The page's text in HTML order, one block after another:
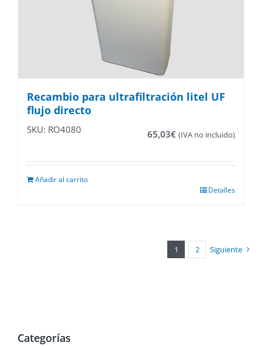
Recambio para ultrafiltración litel UF
flujo directo
SKU: RO4080 65,03€ (IVA no incluido)
Añadir al carrito
Detalles
1 2 Siguiente
Categorías